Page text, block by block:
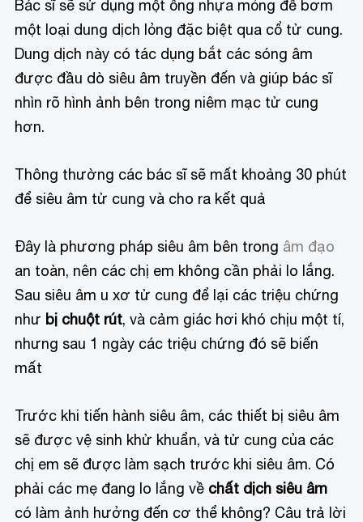
Bác sĩ sẽ sử dụng một ống nhựa mỏng để bơm
một loại dung dịch lỏng đặc biệt qua cổ tử cung.
Dung dịch này có tác dụng bắt các sóng âm
được đầu dò siêu âm truyền đến và giúp bác sĩ
nhìn rõ hình ảnh bên trong niêm mạc tử cung
hơn.
Thông thường các bác sĩ sẽ mất khoảng 30 phút
để siêu âm tử cung và cho ra kết quả
Đây là phương pháp siêu âm bên trong âm đạo
an toàn, nên các chị em không cần phải lo lắng.
Sau siêu âm u xơ tử cung để lại các triệu chứng
như bị chuột rút, và cảm giác hơi khó chịu một tí,
nhưng sau 1 ngày các triệu chứng đó sẽ biến
mất
Trước khi tiến hành siêu âm, các thiết bị siêu âm
sẽ được vệ sinh khử khuẩn, và tử cung của các
chị em sẽ được làm sạch trước khi siêu âm. Có
phải các mẹ đang lo lắng về chất dịch siêu âm
có làm ảnh hưởng đến cơ thể không? Câu trả lời